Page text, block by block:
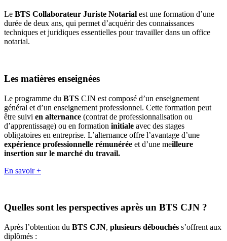
Le BTS Collaborateur Juriste Notarial est une formation d’une
durée de deux ans, qui permet d’acquérir des connaissances
techniques et juridiques essentielles pour travailler dans un office
notarial.
Les matières enseignées
Le programme du BTS CJN est composé d’un enseignement
général et d’un enseignement professionnel. Cette formation peut
être suivi en alternance (contrat de professionnalisation ou
d’apprentissage) ou en formation initiale avec des stages
obligatoires en entreprise. L’alternance offre l’avantage d’une
expérience professionnelle rémunérée et d’une meilleure
insertion sur le marché du travail.
En savoir +
Quelles sont les perspectives après un BTS CJN ?
Après l’obtention du BTS CJN, plusieurs débouchés s’offrent aux
diplômés :